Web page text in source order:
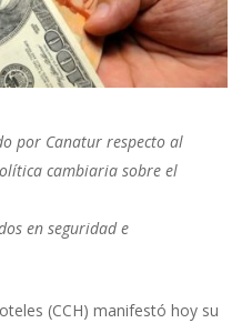
por Canatur respecto al
cambiaria sobre el
en seguridad e
(CCH) manifestó hoy su